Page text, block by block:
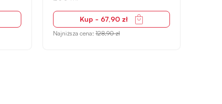
Kup - 67,90 zł
Najniższa cena:128,90 zł